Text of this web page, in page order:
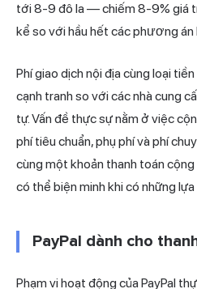
tới 8-9 đô la — chiếm 8-9% giá
kể so với hầu hết các phương án
Phí giao dịch nội địa cùng loại
cạnh tranh so với các nhà cung
tự. Vấn đề thực sự nằm ở việc
phí tiêu chuẩn, phụ phí và phí
cùng một khoản thanh toán
có thể biện minh khi có những
PayPal dành cho
Phạm vi hoạt động của PayPal